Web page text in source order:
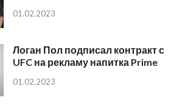
01.02.2023
Логан Пол подписал контракт с
UFC на рекламу напитка Prime
01.02.2023